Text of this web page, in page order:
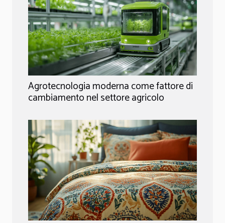
Agrotecnologia moderna come fattore di
cambiamento nel settore agricolo